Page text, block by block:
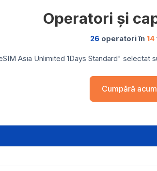
Operatori și
26operatori în 14
Asia Unlimited 1Days Standard" selectat
Cumpără acum